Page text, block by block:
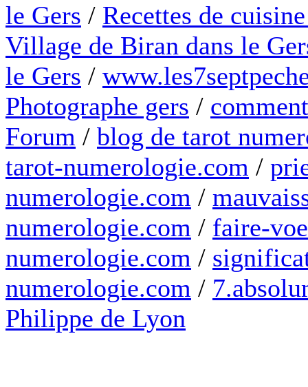
le Gers / Recettes de
Village de Biran dans le
le Gers /
Photographe gers /
Forum / blog de tarot
tarot-numerologie.com /
numerologie.com /
numerologie.com / faire-
numerologie.com /
numerologie.com /
Philippe de Lyon